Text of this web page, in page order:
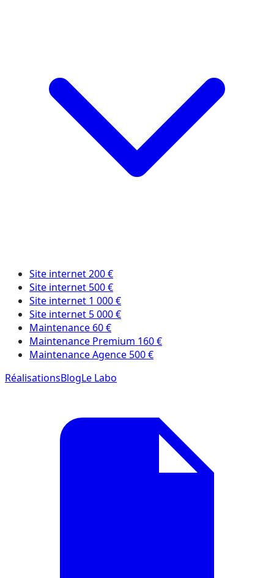
Site internet 200 €
Site internet 500 €
Site internet 1 000 €
Site internet 5 000 €
Maintenance 60 €
Maintenance Premium 160 €
Maintenance Agence 500 €
RéalisationsBlogLe Labo